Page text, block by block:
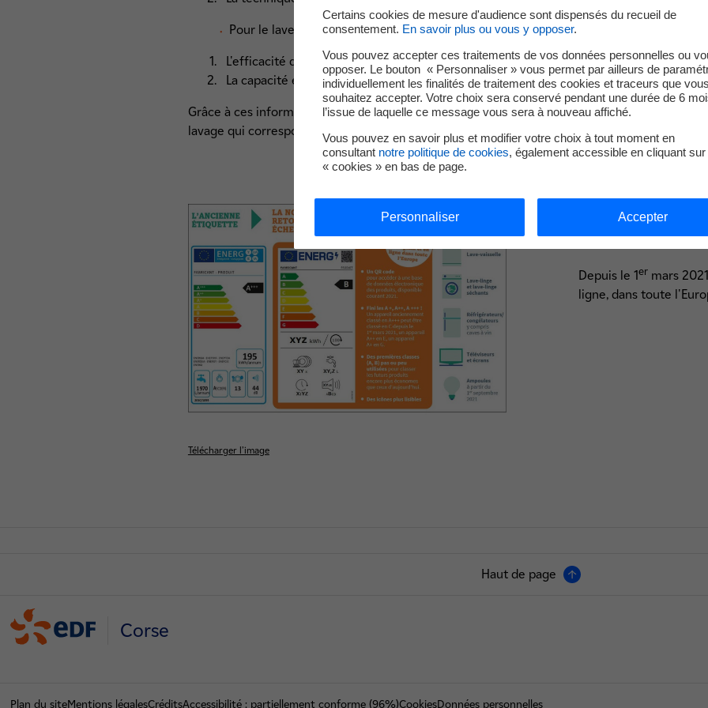
Pour le lave-vaisselle :
L'efficacité de lavage et de séchage
La capacité en couverts
Grâce à ces informations, vous pouvez dorénavant déchiffrer l’étiquette énergétique et
lavage qui correspondent le mieux à vos besoins et qui vous permettront de réduire vos
La nouvelle
à une échelle
Depuis le 1ermars
ligne, dans toute
Télécharger l’imageLa nouvelle étiquette : retour à une échelle de A à G
Haut de page
Corse
Plan du siteMentions légalesCréditsAccessibilité : partiellement conforme (96%)CookiesDonnées personnelles
Certains cookies de mesure d'audience sont dispensés du recueil de
consentement. En savoir plus ou vous y opposer.
Vous pouvez accepter ces traitements de vos données personnelles ou
opposer. Le bouton « Personnaliser » vous permet par ailleurs de
individuellement les finalités de traitement des cookies et traceurs que vous
souhaitez accepter. Votre choix sera conservé pendant une durée de 6
l’issue de laquelle ce message vous sera à nouveau affiché.
Vous pouvez en savoir plus et modifier votre choix à tout moment en
consultant notre politique de cookies, également accessible en cliquant sur
« cookies » en bas de page.
Personnaliser Accepter